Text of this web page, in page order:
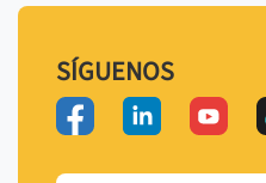
SÍGUENOS